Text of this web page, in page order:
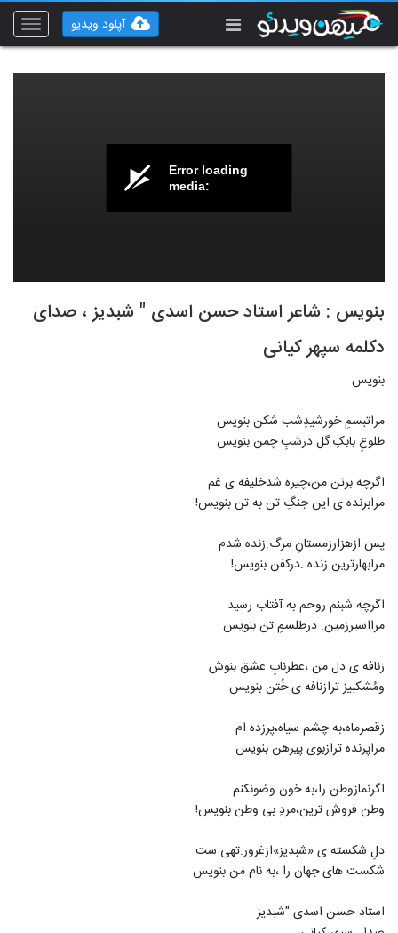
Toggle
آپلود ویدیو
Error loading
media:
بنویس : شاعر استاد حسن اسدی " شبدیز ، صدای
دکلمه سپهر کیانی
بنویس
مراتبسمِ خورشیدِشب شکن بنویس
طلوعِ بابکِ گل درشبِ چمن بنویس
اگرچه برتن من،چیره شدخلیفه ی غم
مرابرنده ی این جنگِ تن به تن بنویس!
پس ازهزارزمستانِ مرگ.زنده شدم
مرابهارترین زنده .درکفن بنویس!
اگرچه شبنم روحم به آفتاب رسید
مرااسیرزمین. درطلسمِ تن بنویس
زنافه ی دل من ،عطرنابِ عشق بنوش
ومُشکبیز ترازنافه ی خُتن بنویس
زقصرماه،به چشم سیاه،پرزده ام
مراپرنده ترازبوی پیرهن بنویس
اگرنمازوطن را،به خون وضونکنم
وطن فروش ترین،مردِ بی وطن بنویس!
دلِ شکسته ی «شبدیز»ازغرور.تهی ست
شکست های جهان را ،به نام من بنویس
استاد حسن اسدی "شبدیز